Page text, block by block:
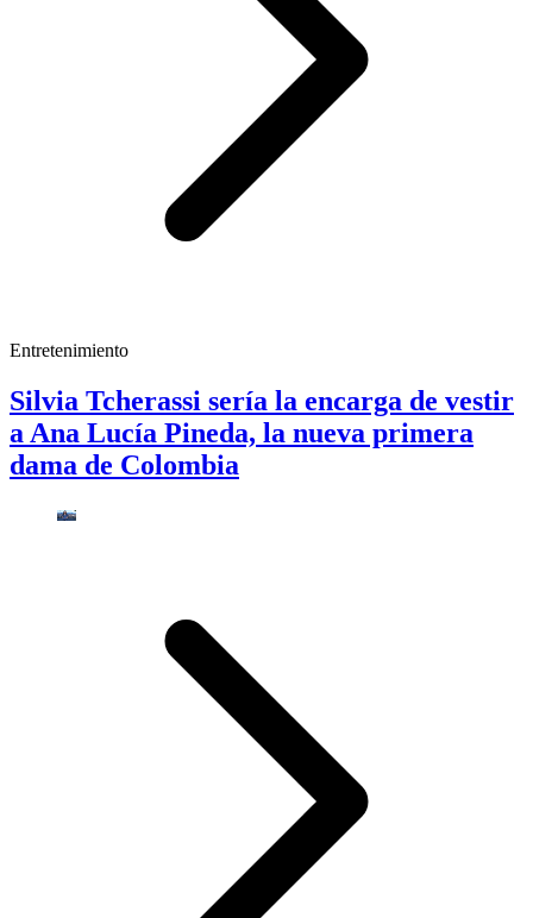
Entretenimiento
Silvia Tcherassi sería la encarga de vestir
a Ana Lucía Pineda, la nueva primera
dama de Colombia